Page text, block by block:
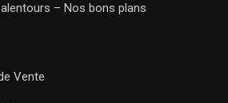
– Nos bons plans
Vente